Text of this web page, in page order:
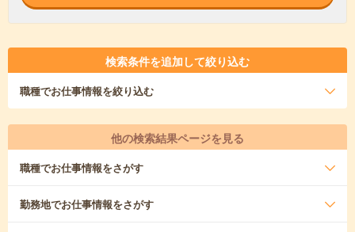
検索条件を追加して絞り込む
職種でお仕事情報を絞り込む
他の検索結果ページを見る
職種でお仕事情報をさがす
勤務地でお仕事情報をさがす